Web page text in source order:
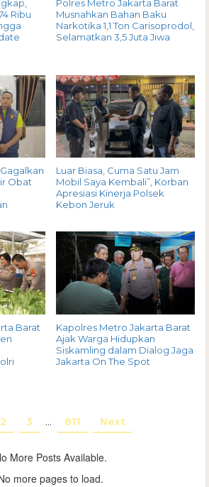
Ribu
Polres Metro Jakarta Barat
Musnahkan Bahan Baku
Narkotika 1,1 Ton Carisoprodol,
Selamatkan 3,5 Juta Jiwa
Obat
Luar Biasa, Cuma Satu Jam
Mobil Saya Kembali”, Korban
Apresiasi Kinerja Polsek
Kebon Jeruk
Barat
Kapolres Metro Jakarta Barat
Ajak Warga Hidupkan
Siskamling dalam Dialog Jaga
Jakarta On The Spot
2 3 … 811 Next
More Posts Available.
more pages to load.